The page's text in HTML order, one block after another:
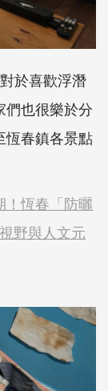
於喜歡浮潛
們也很樂於分
恆春鎮各景點
！恆春「防曬
野與人文元